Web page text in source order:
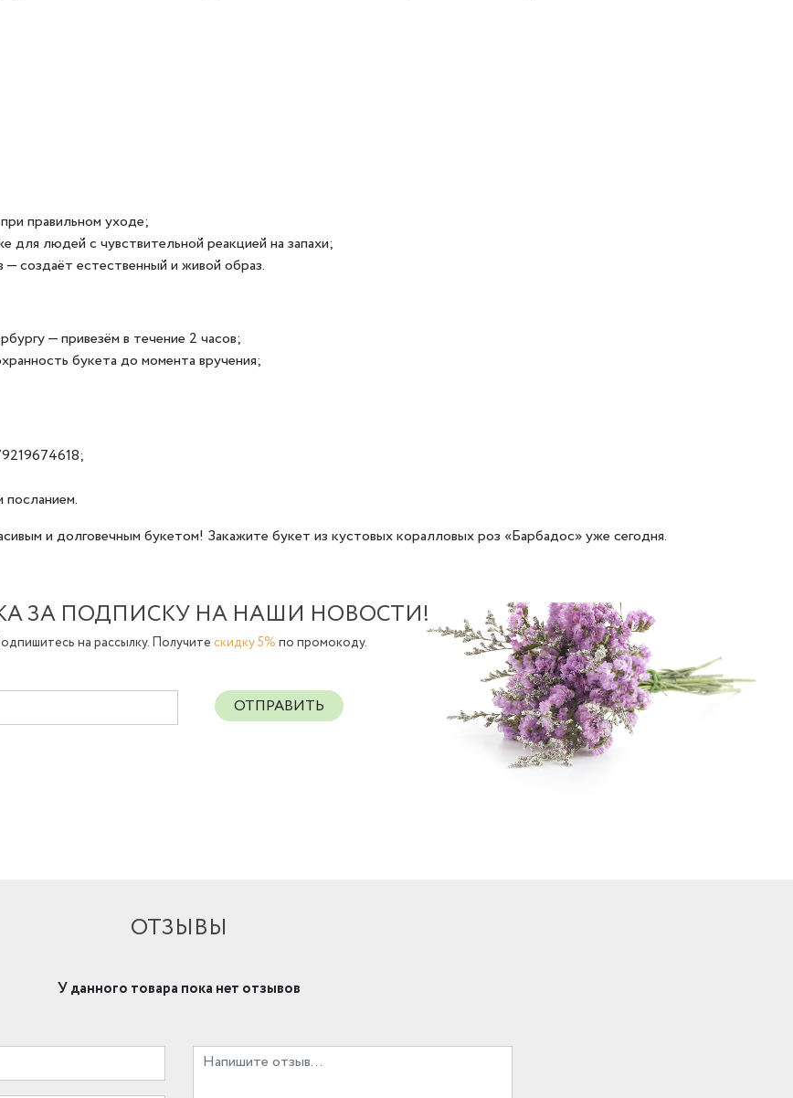
правильном уходе;
для людей с чувствительной реакцией на запахи;
— создаёт естественный и живой образ.
— привезём в течение 2 часов;
букета до момента вручения;
и долговечным букетом! Закажите букет из кустовых коралловых роз «Барбадос» уже сегодня.
ЗА ПОДПИСКУ НА НАШИ НОВОСТИ!
на рассылку. Получите скидку 5% по промокоду.
ОТПРАВИТЬ
ОТЗЫВЫ
У данного товара пока нет отзывов